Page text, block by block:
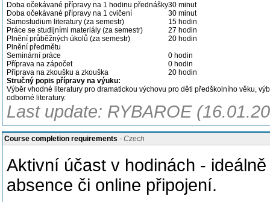
Doba očekávané přípravy na 1 hodinu přednášky30 minut
Doba očekávané přípravy na 1 cvičení
30 minut
Samostudium literatury (za semestr)
15 hodin
Práce se studijními materiály (za semestr)
27 hodin
Plnění průběžných úkolů (za semestr)
20 hodin
Plnění předmětu
Seminární práce
0 hodin
Příprava na zápočet
0 hodin
Příprava na zkoušku a zkouška
20 hodin
Stručný popis přípravy na výuku:
Výběr vhodné literatury pro dramatickou výchovu pro děti předškolního věku,
odborné literatury.
Last update: RYBAROE
Course completion requirements - Czech
Aktivní účast v hodinách -
absence či online připojení.